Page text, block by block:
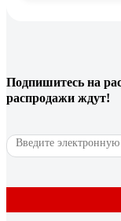
Подпишитесь на
распродажи ждут!